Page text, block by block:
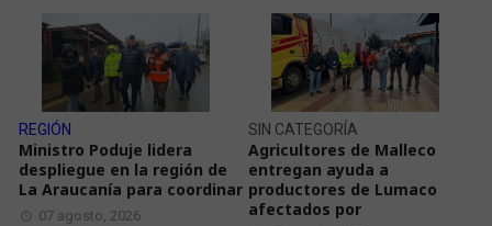
REGIÓN
Ministro Poduje lidera
despliegue en la región de
La Araucanía para coordinar
07 agosto, 2026
SIN CATEGORÍA
Agricultores de Malleco
entregan ayuda a
productores de Lumaco
afectados por